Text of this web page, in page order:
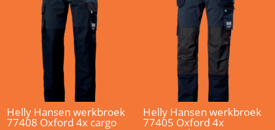
Helly Hansen werkbroek
77408 Oxford 4x cargo
Helly Hansen werkbroek
77405 Oxford 4x